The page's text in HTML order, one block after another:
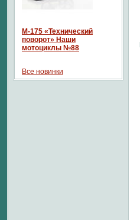
М-175 «Технический
поворот» Наши
мотоциклы №88
Все новинки